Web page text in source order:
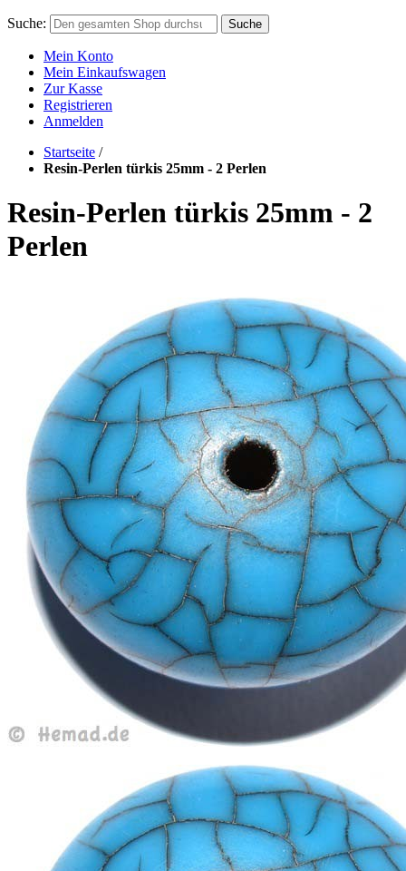
Suche: Suche
Mein Konto
Mein Einkaufswagen
Zur Kasse
Registrieren
Anmelden
Startseite /
Resin-Perlen türkis 25mm - 2 Perlen
Resin-Perlen türkis 25mm - 2
Perlen